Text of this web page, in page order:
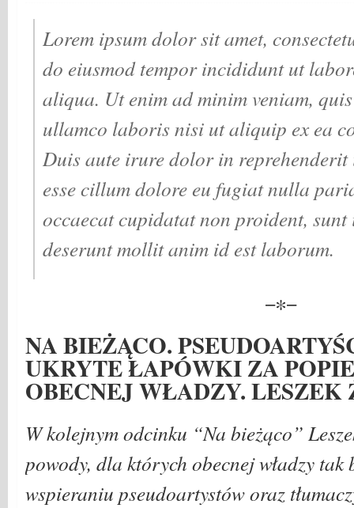
Lorem ipsum dolor sit amet,
do eiusmod tempor incididunt ut
aliqua. Ut enim ad minim veniam,
ullamco laboris nisi ut aliquip ex ea
Duis aute irure dolor in
esse cillum dolore eu fugiat nulla
occaecat cupidatat non proident,
deserunt mollit anim id est laborum.
−∗−
NA BIEŻĄCO.
UKRYTE ŁAPÓWKI ZA
OBECNEJ WŁADZY. LESZEK
W kolejnym odcinku “Na bieżąco”
powody, dla których obecnej władzy tak
wspieraniu pseudoartystów oraz